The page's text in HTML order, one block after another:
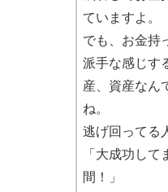
ていますよ。
でも、お金持
派手な感じす
産、資産なん
ね。
逃げ回ってる
「大成功し
間！」